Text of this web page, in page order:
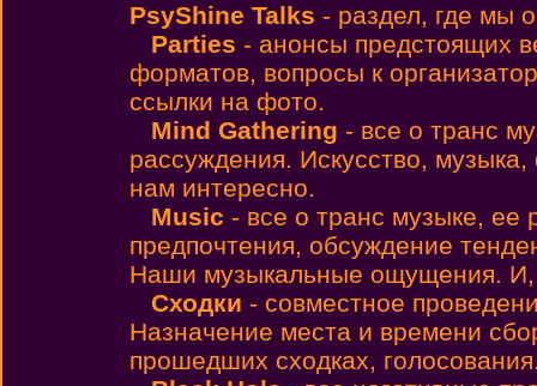
PsyShine Talks - раздел, где мы
Parties - анонсы предстоящих
форматов, вопросы к
ссылки на фото.
Mind Gathering - все о транс
рассуждения. Искусство,
нам интересно.
Music - все о транс музыке,
предпочтения, обсуждение
Наши музыкальные ощущения. И,
Сходки - совместное
Назначение места и времени
прошедших сходках,